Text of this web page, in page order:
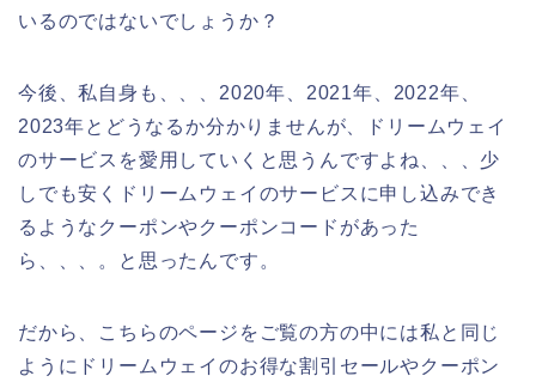
いるのではないでしょうか？
今後、私自身も、、、2020年、2021年、2022年、
2023年とどうなるか分かりませんが、ドリームウェイ
のサービスを愛用していくと思うんですよね、、、少
しでも安くドリームウェイのサービスに申し込みでき
るようなクーポンやクーポンコードがあった
ら、、、。と思ったんです。
だから、こちらのページをご覧の方の中には私と同じ
ようにドリームウェイのお得な割引セールやクーポン